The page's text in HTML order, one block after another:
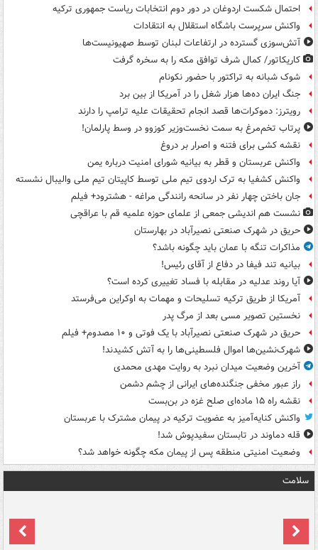
احتمال شکست اردوغان در دور دوم انتخابات ریاست جمهوری ترکیه
واکنش سرپرست باشگاه استقلال به انتقادات
آتش‌سوزی گسترده در ارتفاعات لبنان توسط صهیونیست‌ها
کاریکاتور/ کمال شرف توافق مکه را به سخره گرفت
شوک شبانه به تراکتور با حضور نکونام
جنگ ایران ده‌ها هزار شغل را در آمریکا از بین برد
رویترز: دموکرات‌ها قصد انجام تحقیقات علیه ترامپ را دارند
پرتاب تخم‌مرغ به سمت نخست‌وزیر کوزوو در وسط پارلمان!
نقشه کشی برای فتنه و اصرار بر دروغ
واکنش عربستان و قطر به بیانیه شورای امنیت درباره یمن
واکنش کشفیا به ترک اردوی تیم ملی توسط کاپیتان تیم ملی والیبال نشسته
جان باختن چهار نفر در سانحه رانندگی مراغه - هشترود+ فیلم
نشست هم اندیشی جمعی از علمای حوزه علمیه قم با عراقچی
حریق در شهرک صنعتی نصیرآباد در بهارستان
مذاکرات تنگه با عمان باید چگونه باشد؟
بیانیه تند فیفا در دفاع از آقای رئیس!
آیا روند عدلیه در مقابله با فساد تغییری کرده است؟
آمریکا از طریق ترکیه تسلیحات و مهمات به اوکراین می‌فرستد
نخستین تصویر مسی بعد از مرگ پدر
حریق در شهرک صنعتی نصیرآباد با یک فوتی و ۱۰ مصدوم+ فیلم
شهرک‌نشین‌ها اموال فلسطینی‌ها را به آتش کشیدند!
آخرین وضعیت میدان نبرد به روایت مهدی محمدی
راز عبور مخفی جنگنده‌های ایرانی از چشم دشمن
نقشه راه ۱۵ ماده‌ای صلح غزه در بن‌بست
واکنش کنایه‌آمیز به عضویت ترکیه در پیمان مشترک با عربستان
قله دماوند در تابستان سفیدپوش شد!
وضعیت امنیتی منطقه پس از پیمان مکه چگونه خواهد شد؟
سلامت